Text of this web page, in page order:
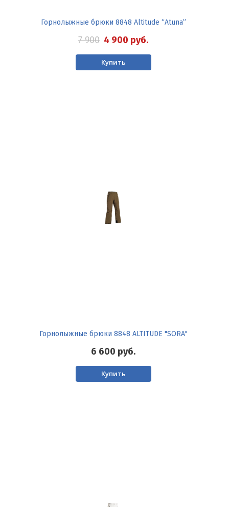
Горнолыжные брюки 8848 Altitude “Atuna”
7 900 4 900 руб.
Купить
Горнолыжные брюки 8848 ALTITUDE "SORA"
6 600 руб.
Купить